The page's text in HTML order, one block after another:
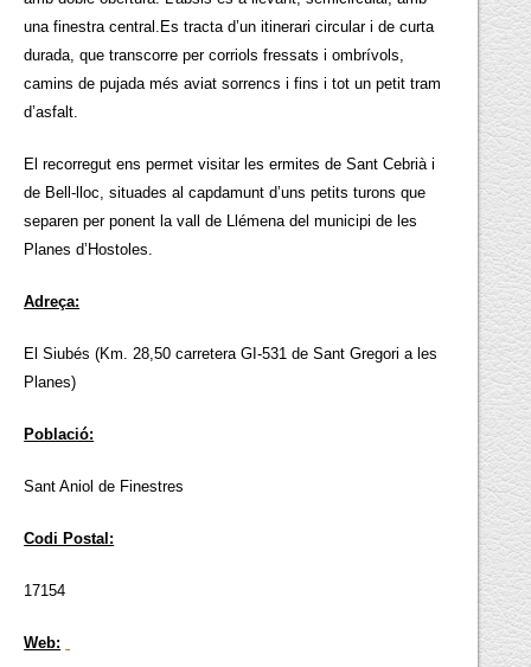
una finestra central.Es tracta d’un itinerari circular i de curta
durada, que transcorre per corriols fressats i ombrívols,
camins de pujada més aviat sorrencs i fins i tot un petit tram
d’asfalt.
El recorregut ens permet visitar les ermites de Sant Cebrià i
de Bell-lloc, situades al capdamunt d’uns petits turons que
separen per ponent la vall de Llémena del municipi de les
Planes d’Hostoles.
Adreça:
El Siubés (Km. 28,50 carretera GI-531 de Sant Gregori a les
Planes)
Població:
Sant Aniol de Finestres
Codi Postal:
17154
Web: